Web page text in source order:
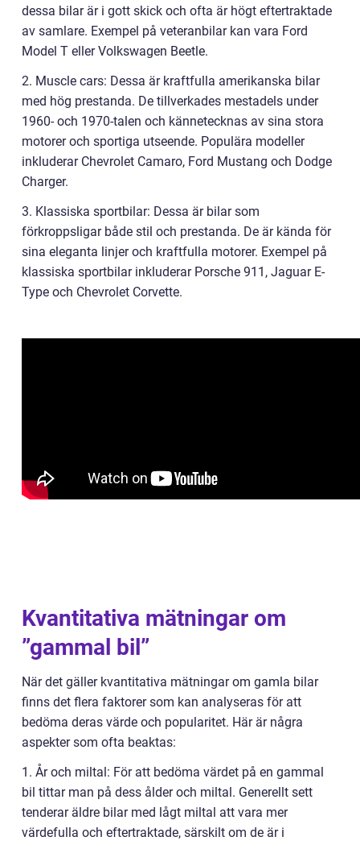
dessa bilar är i gott skick och ofta är högt eftertraktade
av samlare. Exempel på veteranbilar kan vara Ford
Model T eller Volkswagen Beetle.
2. Muscle cars: Dessa är kraftfulla amerikanska bilar
med hög prestanda. De tillverkades mestadels under
1960- och 1970-talen och kännetecknas av sina stora
motorer och sportiga utseende. Populära modeller
inkluderar Chevrolet Camaro, Ford Mustang och Dodge
Charger.
3. Klassiska sportbilar: Dessa är bilar som
förkroppsligar både stil och prestanda. De är kända för
sina eleganta linjer och kraftfulla motorer. Exempel på
klassiska sportbilar inkluderar Porsche 911, Jaguar E-
Type och Chevrolet Corvette.
Kvantitativa mätningar om
”gammal bil”
När det gäller kvantitativa mätningar om gamla bilar
finns det flera faktorer som kan analyseras för att
bedöma deras värde och popularitet. Här är några
aspekter som ofta beaktas:
1. År och miltal: För att bedöma värdet på en gammal
bil tittar man på dess ålder och miltal. Generellt sett
tenderar äldre bilar med lågt miltal att vara mer
värdefulla och eftertraktade, särskilt om de är i